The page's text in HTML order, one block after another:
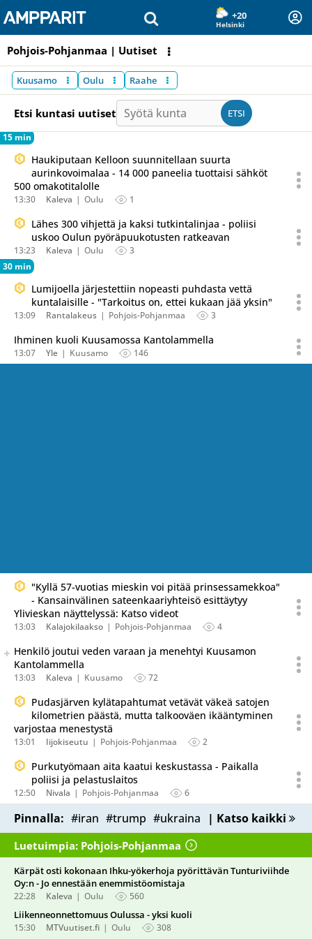
+20
Helsinki
Pohjois-Pohjanmaa | Uutiset
Alakategoriat
Kuusamo Oulu Raahe
Etsi kuntasi uutiset Syötä kunta ETSI
15 min
Haukiputaan Kelloon suunnitellaan suurta
aurinkovoimalaa - 14 000 paneelia tuottaisi sähköt
500 omakotitalolle
13:30 Kaleva Oulu 1
Lähes 300 vihjettä ja kaksi tutkintalinjaa - poliisi
uskoo Oulun pyöräpuukotusten ratkeavan
13:23 Kaleva Oulu
3
30 min
Lumijoella järjestettiin nopeasti puhdasta vettä
kuntalaisille - "Tarkoitus on, ettei kukaan jää yksin"
13:09 Rantalakeus Pohjois-Pohjanmaa 3
Ihminen kuoli Kuusamossa Kantolammella
13:07 Yle Kuusamo 146
"Kyllä 57-vuotias mieskin voi pitää prinsessamekkoa"
- Kansainvälinen sateenkaariyhteisö esittäytyy
Ylivieskan näyttelyssä: Katso videot
13:03 Kalajokilaakso Pohjois-Pohjanmaa 4
Seuraava uutinen on julkaistu useassa eri lähteessä.
Listaa uutisen kaikki versiot
Henkilö joutui veden varaan ja menehtyi Kuusamon
Kantolammella
13:03 Kaleva Kuusamo 72
Pudasjärven kylätapahtumat vetävät väkeä satojen
kilometrien päästä, mutta talkooväen ikääntyminen
varjostaa menestystä
13:01 Iijokiseutu Pohjois-Pohjanmaa 2
Purkutyömaan aita kaatui keskustassa - Paikalla
poliisi ja pelastuslaitos
12:50 Nivala Pohjois-Pohjanmaa 6
Pinnalla: #iran #trump #ukraina | Katso kaikki
Luetuimpia: Pohjois-Pohjanmaa
Kärpät osti kokonaan Ihku-yökerhoja pyörittävän Tunturiviihde
Oy:n - Jo ennestään enemmistöomistaja
22:28 Kaleva Oulu 560
Liikenneonnettomuus Oulussa - yksi kuoli
15:30 MTVuutiset.fi Oulu 308